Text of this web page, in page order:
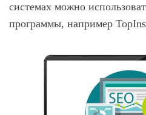
системах можно
программы, например